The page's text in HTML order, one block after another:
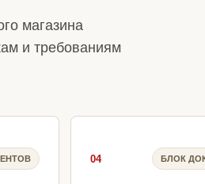
магазина
и требованиям
04 БЛОК